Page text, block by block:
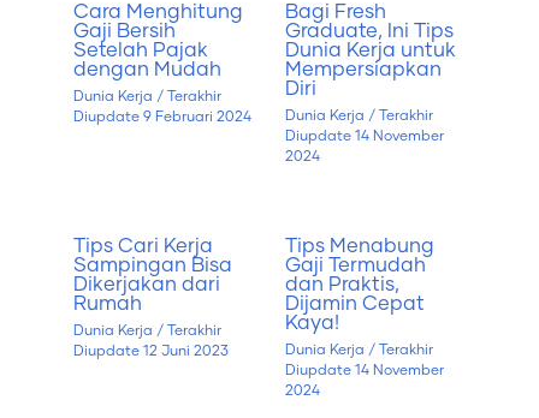
Cara Menghitung
Gaji Bersih
Setelah Pajak
dengan Mudah
Dunia Kerja / Terakhir
Diupdate 9 Februari 2024
Bagi Fresh
Graduate, Ini Tips
Dunia Kerja untuk
Mempersiapkan
Diri
Dunia Kerja / Terakhir
Diupdate14 November
2024
Tips Cari Kerja
Sampingan Bisa
Dikerjakan dari
Rumah
Dunia Kerja / Terakhir
Diupdate 12 Juni 2023
Tips Menabung
Gaji Termudah
dan Praktis,
Dijamin Cepat
Kaya!
Dunia Kerja / Terakhir
Diupdate14 November
2024